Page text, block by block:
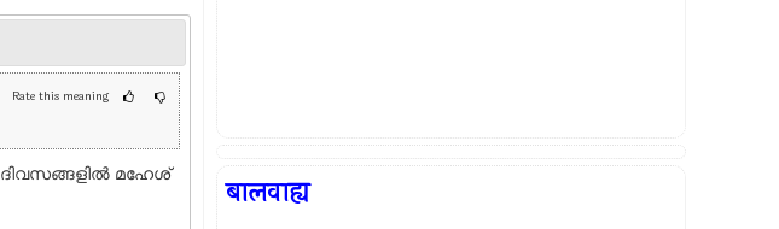
Rate this meaning
ദിവസങ്ങളില്‍ മഹേശ്
बालवाह्य